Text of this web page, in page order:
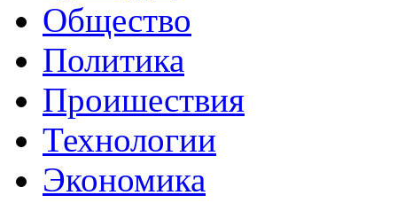
Общество
Политика
Проишествия
Технологии
Экономика